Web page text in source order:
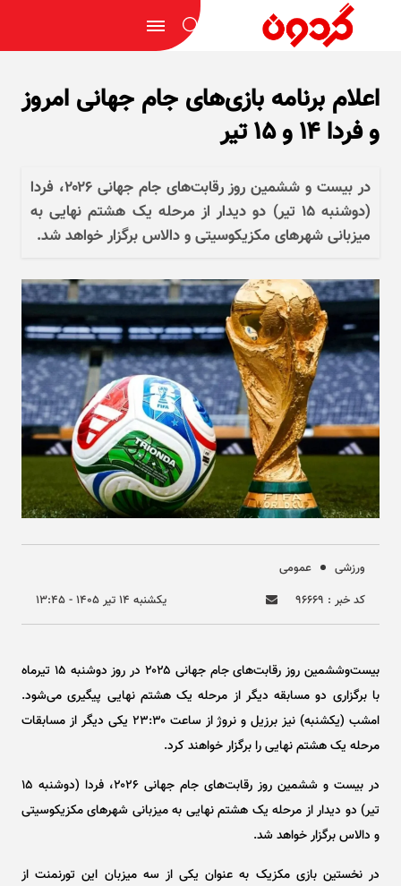
اعلام برنامه بازی‌های جام جهانی امروز
و فردا ۱۴ و ۱۵ تیر
در بیست و ششمین روز رقابت‌های جام جهانی ۲۰۲۶، فردا
(دوشنبه ۱۵ تیر) دو دیدار از مرحله یک هشتم نهایی به
میزبانی شهر‌های مکزیکوسیتی و دالاس برگزار خواهد شد.
ورزشی
عمومی
کد خبر : ۹۶۶۶۹
يکشنبه ۱۴ تير ۱۴۰۵ - ۱۳:۴۵
بیست‌وششمین روز رقابت‌های جام جهانی ۲۰۲۵ در روز دوشنبه ۱۵ تیرماه
با برگزاری دو مسابقه دیگر از مرحله یک هشتم نهایی پیگیری می‌شود.
امشب (یکشنبه) نیز برزیل و نروژ از ساعت ۲۳:۳۰ یکی دیگر از مسابقات
مرحله یک هشتم نهایی را برگزار خواهند کرد.
در بیست و ششمین روز رقابت‌های جام جهانی ۲۰۲۶، فردا (دوشنبه ۱۵
تیر) دو دیدار از مرحله یک هشتم نهایی به میزبانی شهر‌های مکزیکوسیتی
و دالاس برگزار خواهد شد.
در نخستین بازی مکزیک به عنوان یکی از سه میزبان این تورنمنت از